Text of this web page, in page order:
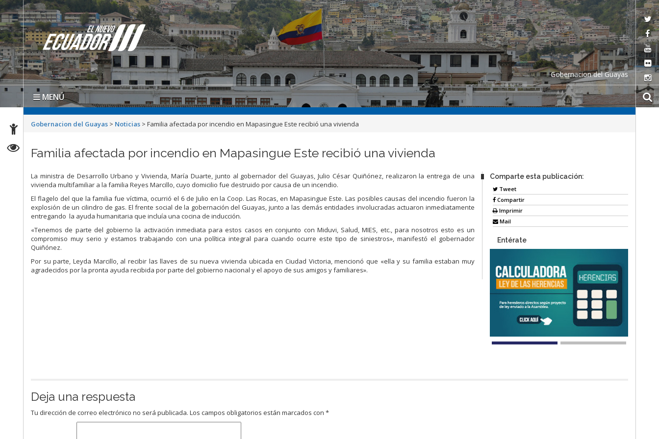
Gobernacion del Guayas
MENÚ
Gobernacion del Guayas > Noticias >Familia afectada por incendio en Mapasingue Este recibió una vivienda
Familia afectada por incendio en Mapasingue Este recibió una vivienda
La ministra de Desarrollo Urbano y Vivienda, María Duarte, junto al gobernador del Guayas, Julio César Quiñónez, realizaron la entrega de una
vivienda multifamiliar a la familia Reyes Marcillo, cuyo domicilio fue destruido por causa de un incendio.
El flagelo del que la familia fue víctima, ocurrió el 6 de Julio en la Coop. Las Rocas, en Mapasingue Este. Las posibles causas del incendio fueron la
explosión de un cilindro de gas. El frente social de la gobernación del Guayas, junto a las demás entidades involucradas actuaron inmediatamente
entregando la ayuda humanitaria que incluía una cocina de inducción.
«Tenemos de parte del gobierno la activación inmediata para estos casos en conjunto con Miduvi, Salud, MIES, etc., para nosotros esto es un
compromiso muy serio y estamos trabajando con una política integral para cuando ocurre este tipo de siniestros», manifestó el gobernador
Quiñónez.
Por su parte, Leyda Marcillo, al recibir las llaves de su nueva vivienda ubicada en Ciudad Victoria, mencionó que «ella y su familia estaban muy
agradecidos por la pronta ayuda recibida por parte del gobierno nacional y el apoyo de sus amigos y familiares».
Comparte esta publicación:
Tweet
Compartir
Imprimir
Mail
Entérate
Deja una respuesta
Tu dirección de correo electrónico no será publicada. Los campos obligatorios están marcados con*